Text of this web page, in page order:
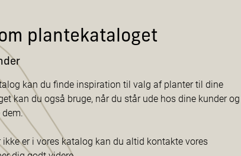
plantekataloget
kan du finde inspiration til valg af planter til dine
kan du også bruge, når du står ude hos dine kunder og
dem.
er i vores katalog kan du altid kontakte vores